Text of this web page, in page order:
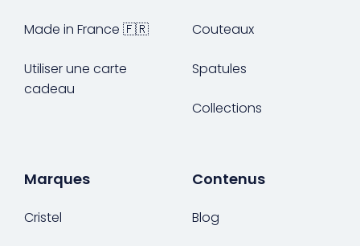
Made in France 🇫🇷
Utiliser une carte
cadeau
Couteaux
Spatules
Collections
Marques
Cristel
Contenus
Blog